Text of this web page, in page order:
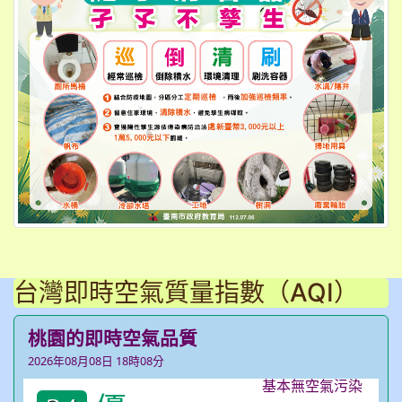
台灣即時空氣質量指數（AQI）
桃園的即時空氣品質
2026年08月08日 18時08分